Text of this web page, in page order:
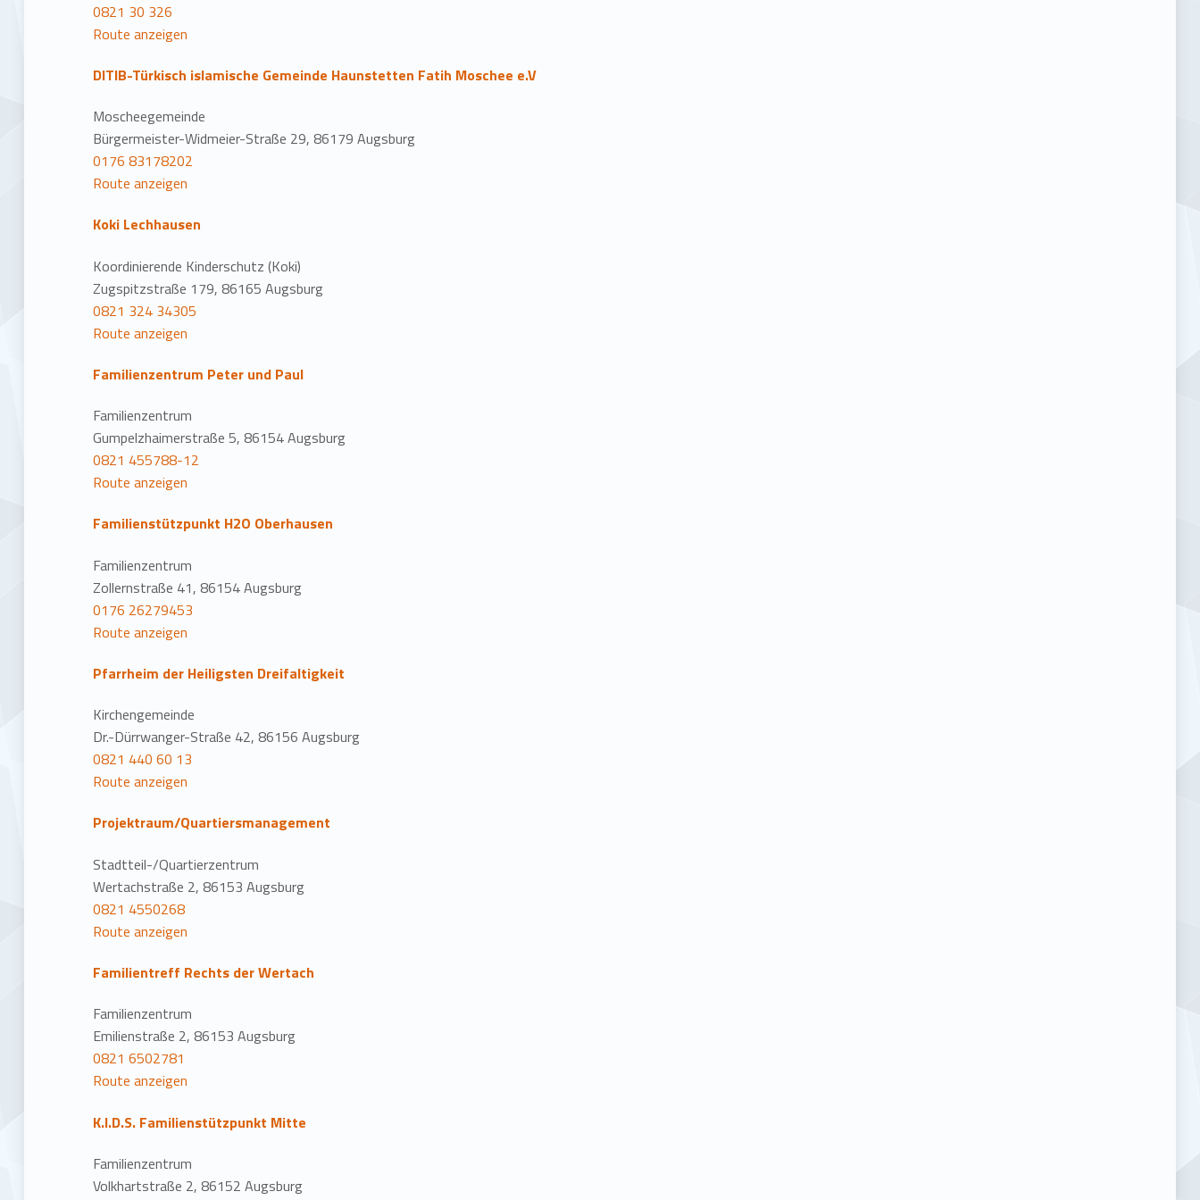
0821 30 326
Route anzeigen
DITIB-Türkisch islamische Gemeinde Haunstetten Fatih Moschee e.V
Moscheegemeinde
Bürgermeister-Widmeier-Straße 29, 86179 Augsburg
0176 83178202
Route anzeigen
Koki Lechhausen
Koordinierende Kinderschutz (Koki)
Zugspitzstraße 179, 86165 Augsburg
0821 324 34305
Route anzeigen
Familienzentrum Peter und Paul
Familienzentrum
Gumpelzhaimerstraße 5, 86154 Augsburg
0821 455788-12
Route anzeigen
Familienstützpunkt H2O Oberhausen
Familienzentrum
Zollernstraße 41, 86154 Augsburg
0176 26279453
Route anzeigen
Pfarrheim der Heiligsten Dreifaltigkeit
Kirchengemeinde
Dr.-Dürrwanger-Straße 42, 86156 Augsburg
0821 440 60 13
Route anzeigen
Projektraum/Quartiersmanagement
Stadtteil-/Quartierzentrum
Wertachstraße 2, 86153 Augsburg
0821 4550268
Route anzeigen
Familientreff Rechts der Wertach
Familienzentrum
Emilienstraße 2, 86153 Augsburg
0821 6502781
Route anzeigen
K.I.D.S. Familienstützpunkt Mitte
Familienzentrum
Volkhartstraße 2, 86152 Augsburg